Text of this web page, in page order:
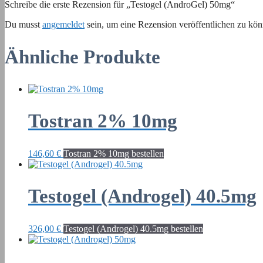
Schreibe die erste Rezension für „Testogel (AndroGel) 50mg“
Du musst angemeldet sein, um eine Rezension veröffentlichen zu
Ähnliche Produkte
Tostran 2% 10mg
146,60 € Tostran 2% 10mg bestellen
Testogel (Androgel) 40.5mg
326,00 € Testogel (Androgel) 40.5mg bestellen